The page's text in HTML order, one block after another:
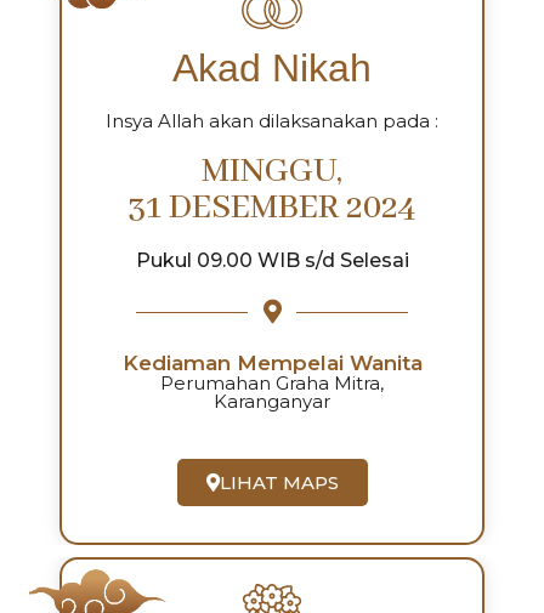
Akad Nikah
Insya Allah akan dilaksanakan pada :
MINGGU,
31 DESEMBER 2024
Pukul 09.00 WIB s/d Selesai
Kediaman Mempelai Wanita
Perumahan Graha Mitra,
Karanganyar
LIHAT MAPS